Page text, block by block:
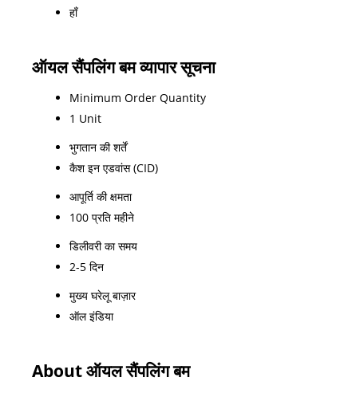
हाँ
ऑयल सैंपलिंग बम व्यापार सूचना
Minimum Order Quantity
1 Unit
भुगतान की शर्तें
कैश इन एडवांस (CID)
आपूर्ति की क्षमता
100 प्रति महीने
डिलीवरी का समय
2-5 दिन
मुख्य घरेलू बाज़ार
ऑल इंडिया
About ऑयल सैंपलिंग बम